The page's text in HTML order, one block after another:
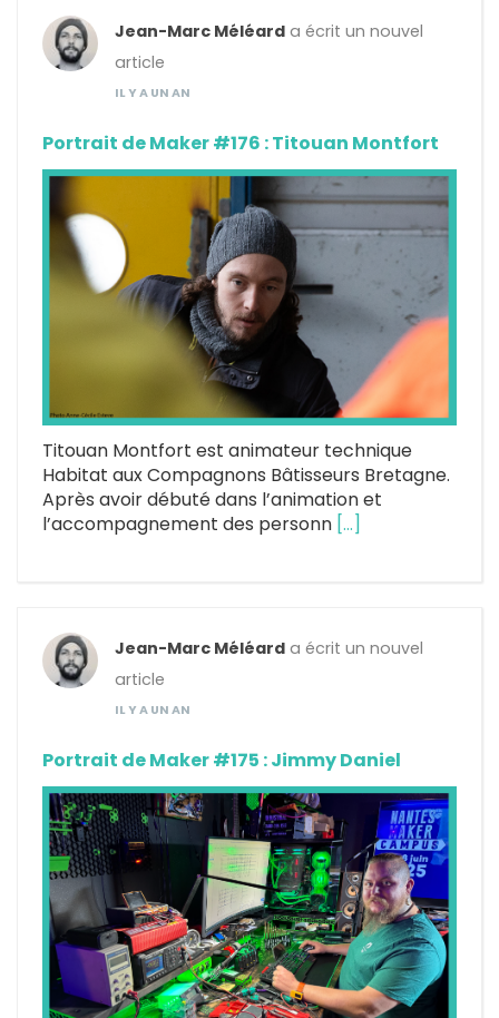
Jean-Marc Méléard a écrit un nouvel
article
IL Y A UN AN
Portrait de Maker #176 : Titouan Montfort
Titouan Montfort est animateur technique
Habitat aux Compagnons Bâtisseurs Bretagne.
Après avoir débuté dans l’animation et
l’accompagnement des personn […]
Jean-Marc Méléard a écrit un nouvel
article
IL Y A UN AN
Portrait de Maker #175 : Jimmy Daniel